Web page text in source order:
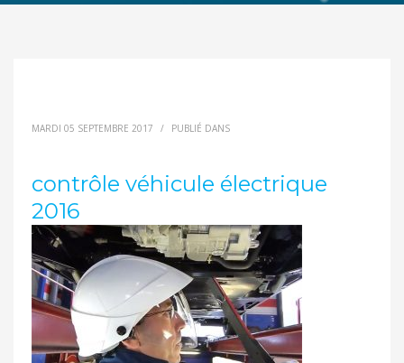
MARDI 05 SEPTEMBRE 2017 / PUBLIÉ DANS
contrôle véhicule électrique
2016